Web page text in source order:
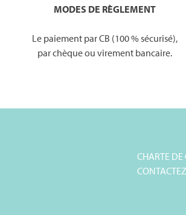
MODES DE RÈGLEMENT
Le paiement par CB (100 % sécurisé),
par chèque ou virement bancaire.
CHARTE